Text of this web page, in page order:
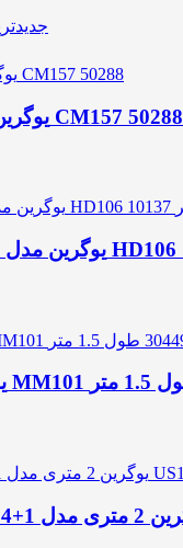
تبدیل HDMI به VGA یوگرین مدل CM157 50288